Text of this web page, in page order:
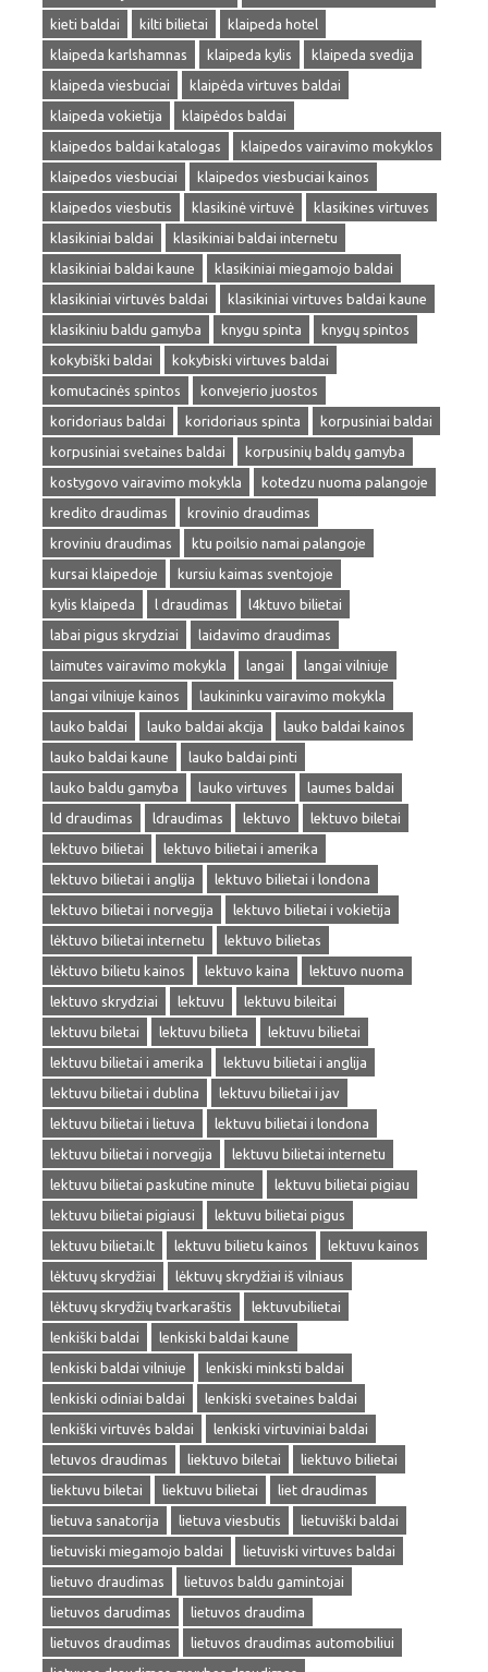
kieti baldai
kilti bilietai
klaipeda hotel
klaipeda karlshamnas
klaipeda kylis
klaipeda svedija
klaipeda viesbuciai
klaipėda virtuves baldai
klaipeda vokietija
klaipėdos baldai
klaipedos baldai katalogas
klaipedos vairavimo mokyklos
klaipedos viesbuciai
klaipedos viesbuciai kainos
klaipedos viesbutis
klasikinė virtuvė
klasikines virtuves
klasikiniai baldai
klasikiniai baldai internetu
klasikiniai baldai kaune
klasikiniai miegamojo baldai
klasikiniai virtuvės baldai
klasikiniai virtuves baldai kaune
klasikiniu baldu gamyba
knygu spinta
knygų spintos
kokybiški baldai
kokybiski virtuves baldai
komutacinės spintos
konvejerio juostos
koridoriaus baldai
koridoriaus spinta
korpusiniai baldai
korpusiniai svetaines baldai
korpusinių baldų gamyba
kostygovo vairavimo mokykla
kotedzu nuoma palangoje
kredito draudimas
krovinio draudimas
kroviniu draudimas
ktu poilsio namai palangoje
kursai klaipedoje
kursiu kaimas sventojoje
kylis klaipeda
l draudimas
l4ktuvo bilietai
labai pigus skrydziai
laidavimo draudimas
laimutes vairavimo mokykla
langai
langai vilniuje
langai vilniuje kainos
laukininku vairavimo mokykla
lauko baldai
lauko baldai akcija
lauko baldai kainos
lauko baldai kaune
lauko baldai pinti
lauko baldu gamyba
lauko virtuves
laumes baldai
ld draudimas
ldraudimas lektuvo
lektuvo biletai
lektuvo bilietai
lektuvo bilietai i amerika
lektuvo bilietai i anglija
lektuvo bilietai i londona
lektuvo bilietai i norvegija
lektuvo bilietai i vokietija
lėktuvo bilietai internetu
lektuvo bilietas
lėktuvo bilietu kainos
lektuvo kaina
lektuvo nuoma
lektuvo skrydziai
lektuvu
lektuvu bileitai
lektuvu biletai
lektuvu bilieta
lektuvu bilietai
lektuvu bilietai i amerika
lektuvu bilietai i anglija
lektuvu bilietai i dublina
lektuvu bilietai i jav
lektuvu bilietai i lietuva
lektuvu bilietai i londona
lektuvu bilietai i norvegija
lektuvu bilietai internetu
lektuvu bilietai paskutine minute
lektuvu bilietai pigiau
lektuvu bilietai pigiausi
lektuvu bilietai pigus
lektuvu bilietai.lt
lektuvu bilietu kainos
lektuvu kainos
lėktuvų skrydžiai
lėktuvų skrydžiai iš vilniaus
lėktuvų skrydžių tvarkaraštis
lektuvubilietai
lenkiški baldai
lenkiski baldai kaune
lenkiski baldai vilniuje
lenkiski minksti baldai
lenkiski odiniai baldai
lenkiski svetaines baldai
lenkiški virtuvės baldai
lenkiski virtuviniai baldai
letuvos draudimas
liektuvo biletai
liektuvo bilietai
liektuvu biletai
liektuvu bilietai
liet draudimas
lietuva sanatorija
lietuva viesbutis
lietuviški baldai
lietuviski miegamojo baldai
lietuviski virtuves baldai
lietuvo draudimas
lietuvos baldu gamintojai
lietuvos darudimas
lietuvos draudima
lietuvos draudimas
lietuvos draudimas automobiliui